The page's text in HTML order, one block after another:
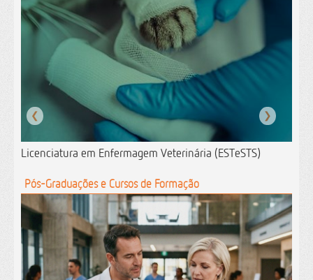
❮ ❯
Licenciatura em Enfermagem Veterinária (ESTeSTS)
Pós-Graduações e Cursos de Formação